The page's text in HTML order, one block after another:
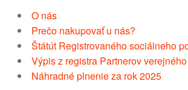
O nás
Prečo nakupovať u nás?
Štátút Registrovaného sociálneho
Výpis z registra Partnerov
Náhradné plnenie za rok 2025